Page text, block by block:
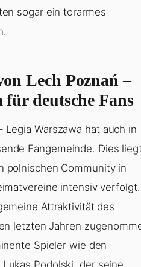
sogar ein torarmes
Lech Poznań –
für deutsche Fans
Legia Warszawa hat auch in
Fangemeinde. Dies
polnischen Community in
intensiv verfolgt.
Attraktivität des
letzten Jahren
Spieler wie den